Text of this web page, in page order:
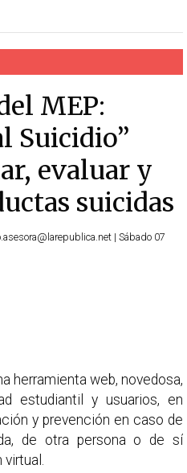
MEP:
Suicidio”
evaluar y
suicidas
| Sábado 07
herramienta web, novedosa,
estudiantil y usuarios, en
y prevención en caso de
de otra persona o de sí
virtual.